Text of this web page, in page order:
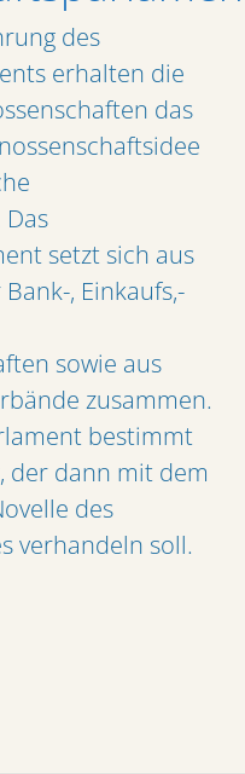
des
erhalten die
das
setzt sich aus
, Einkaufs,-
sowie aus
zusammen.
bestimmt
der dann mit dem
des
verhandeln soll.